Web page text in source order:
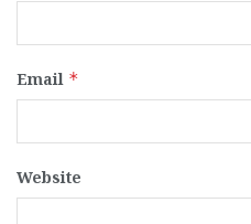
Email *
Website